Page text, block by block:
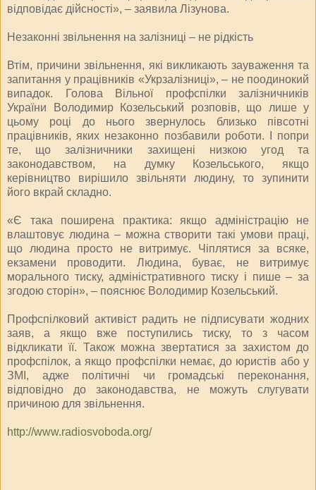
відповідає дійсності», – заявила Лізунова.
Незаконні звільнення на залізниці – не рідкість
Втім, причини звільнення, які викликають зауваження та
запитання у працівників «Укрзалізниці», – не поодинокий
випадок. Голова Вільної профспілки залізничників
України Володимир Козельський розповів, що лише у
цьому році до нього звернулось близько півсотні
працівників, яких незаконно позбавили роботи. І попри
те, що залізничники захищені низкою угод та
законодавством, на думку Козельського, якщо
керівництво вирішило звільняти людину, то зупинити
його вкрай складно.
«Є така поширена практика: якщо адміністрацію не
влаштовує людина – можна створити такі умови праці,
що людина просто не витримує. Чіплятися за всяке,
екзамени проводити. Людина, буває, не витримує
морального тиску, адміністративного тиску і пише – за
згодою сторін», – пояснює Володимир Козельський.
Профспілковий активіст радить не підписувати жодних
заяв, а якщо вже поступились тиску, то з часом
відкликати її. Також можна звертатися за захистом до
профспілок, а якщо профспілки немає, до юристів або у
ЗМІ, адже політичні чи громадські переконання,
відповідно до законодавства, не можуть слугувати
причиною для звільнення.
http://www.radiosvoboda.org/